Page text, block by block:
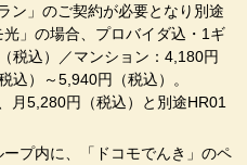
ン」のご契約が必要となり別途
」の場合、プロバイダ込・1ギ
税込）／マンション：4,180円
込）～5,940円（税込）。
月5,280円（税込）と別途HR01
プ内に、「ドコモでんき」のペ